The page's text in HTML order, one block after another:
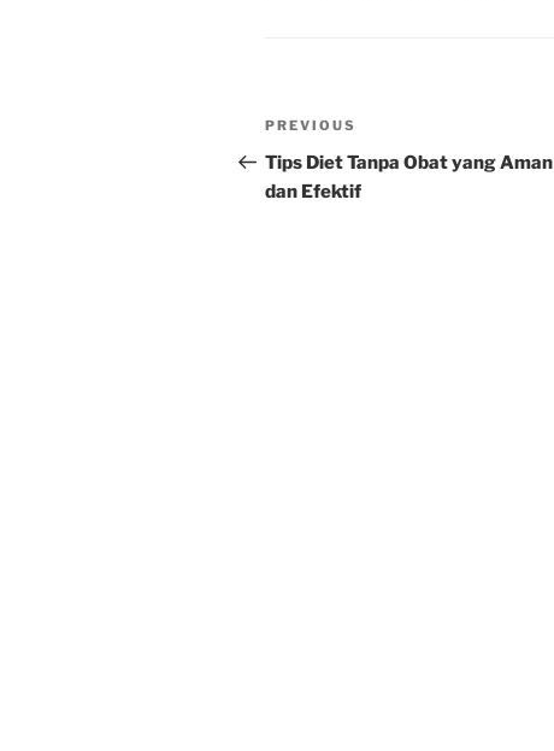
Post
navigation
Previous
Post
PREVIOUS
Tips Diet Tanpa Obat yang Aman
dan Efektif